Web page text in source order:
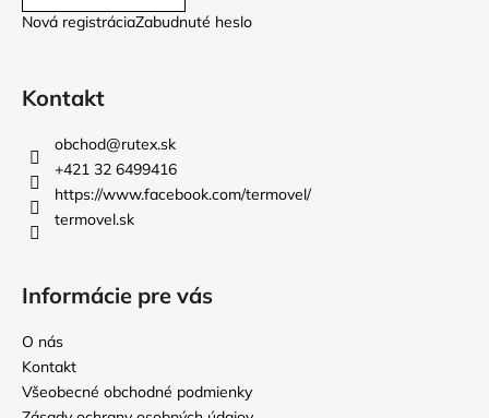
Nová registráciaZabudnuté heslo
Kontakt
obchod@rutex.sk
+421 32 6499416
https://www.facebook.com/termovel/
termovel.sk
Informácie pre vás
O nás
Kontakt
Všeobecné obchodné podmienky